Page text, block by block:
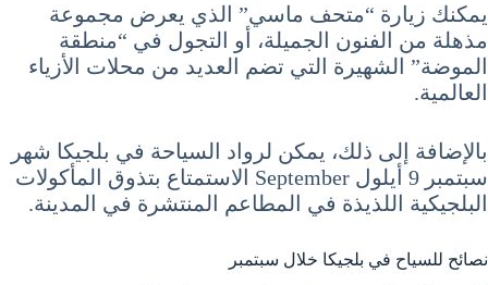
يمكنك زيارة “متحف ماسي” الذي يعرض مجموعة
مذهلة من الفنون الجميلة، أو التجول في “منطقة
الموضة” الشهيرة التي تضم العديد من محلات الأزياء
العالمية.
بالإضافة إلى ذلك، يمكن لرواد السياحة في بلجيكا شهر
سبتمبر 9 أيلول September الاستمتاع بتذوق المأكولات
البلجيكية اللذيذة في المطاعم المنتشرة في المدينة.
نصائح للسياح في بلجيكا خلال سبتمبر